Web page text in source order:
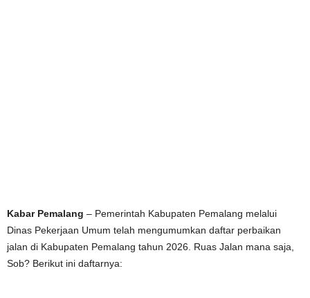
Kabar Pemalang – Pemerintah Kabupaten Pemalang melalui
Dinas Pekerjaan Umum telah mengumumkan daftar perbaikan
jalan di Kabupaten Pemalang tahun 2026. Ruas Jalan mana saja,
Sob? Berikut ini daftarnya: